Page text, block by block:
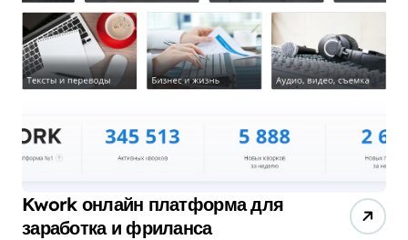
Kwork онлайн платформа для
заработка и фриланса